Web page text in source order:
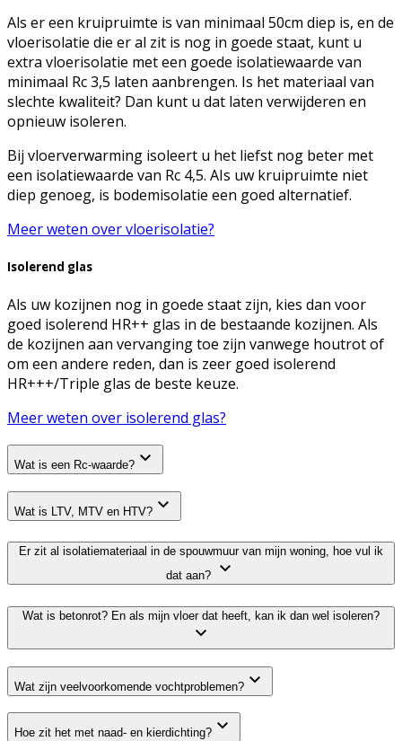
Als er een kruipruimte is van minimaal 50cm diep is, en de
vloerisolatie die er al zit is nog in goede staat, kunt u
extra vloerisolatie met een goede isolatiewaarde van
minimaal Rc 3,5 laten aanbrengen. Is het materiaal van
slechte kwaliteit? Dan kunt u dat laten verwijderen en
opnieuw isoleren.
Bij vloerverwarming isoleert u het liefst nog beter met
een isolatiewaarde van Rc 4,5. AIs uw kruipruimte niet
diep genoeg, is bodemisolatie een goed alternatief.
Meer weten over vloerisolatie?
Isolerend glas
Als uw kozijnen nog in goede staat zijn, kies dan voor
goed isolerend HR++ glas in de bestaande kozijnen. Als
de kozijnen aan vervanging toe zijn vanwege houtrot of
om een andere reden, dan is zeer goed isolerend
HR+++/Triple glas de beste keuze.
Meer weten over isolerend glas?
Wat is een Rc-waarde?
Wat is LTV, MTV en HTV?
Er zit al isolatiemateriaal in de spouwmuur van mijn woning, hoe vul ik
dat aan?
Wat zijn veelvoorkomende vochtproblemen?
Hoe zit het met naad- en kierdichting?